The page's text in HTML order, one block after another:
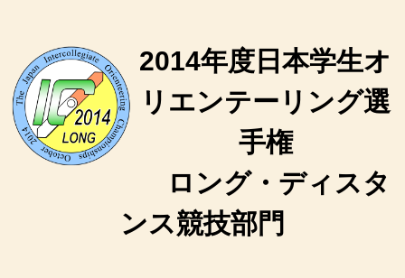
2014年度日本学生オ
リエンテーリング選
手権
ロング・ディスタ
ンス競技部門